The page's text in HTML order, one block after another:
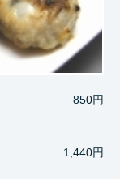
850円
1,440円